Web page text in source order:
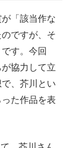
「該当作な
ですが、そ
す。今回
協力して立
、芥川とい
た作品を表